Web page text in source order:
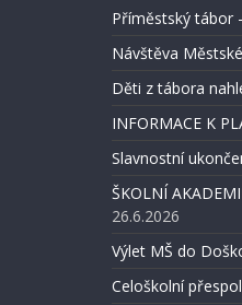
Příměstský tábor
Návštěva
Děti z tábora
INFORMACE K
Slavnostní
ŠKOLNÍ
26.6.2026
Výlet MŠ do
Celoškolní